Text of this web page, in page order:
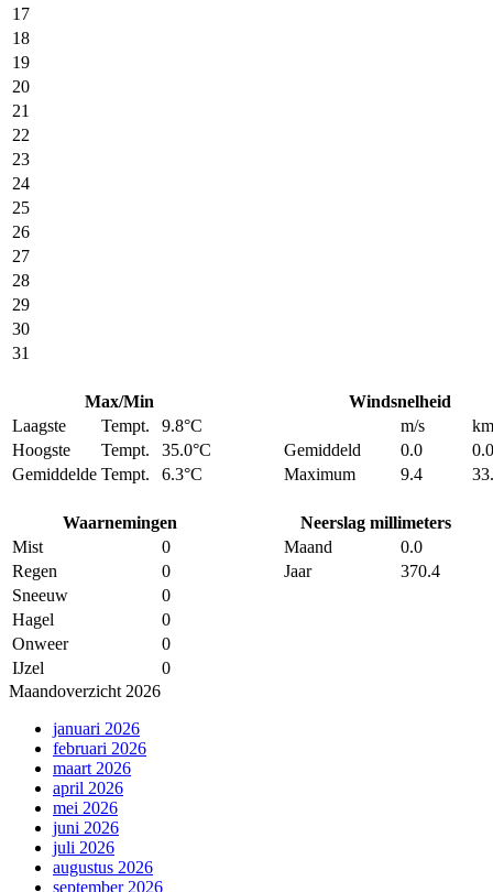
17
18
19
20
21
22
23
24
25
26
27
28
29
30
31
Max/Min
Windsnelheid
Laagste
Tempt. 9.8°C m/s
Hoogste
Tempt. 35.0°C Gemiddeld 0.0
0.0
Gemiddelde Tempt. 6.3°C Maximum 9.4
Waarnemingen
Neerslag millimeters
Mist
0 Maand
0.0
Regen
0 Jaar
370.4
Sneeuw
0
Hagel
0
Onweer
0
IJzel
0
Maandoverzicht 2026
januari 2026
februari 2026
maart 2026
april 2026
mei 2026
juni 2026
juli 2026
augustus 2026
september 2026